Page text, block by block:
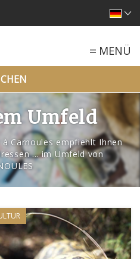
MENÜ
Umfeld
Carnoules empfiehlt Ihnen
... im Umfeld von